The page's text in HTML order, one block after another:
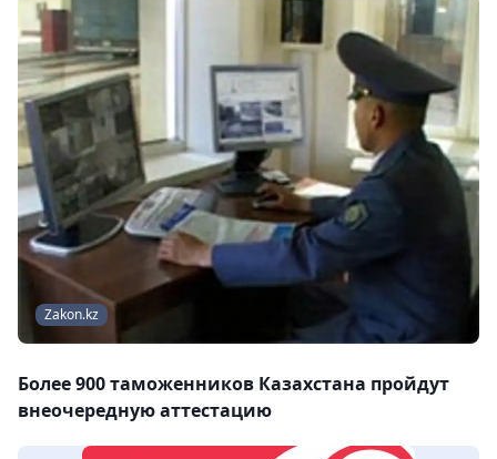
Zakon.kz
Более 900 таможенников Казахстана пройдут
внеочередную аттестацию